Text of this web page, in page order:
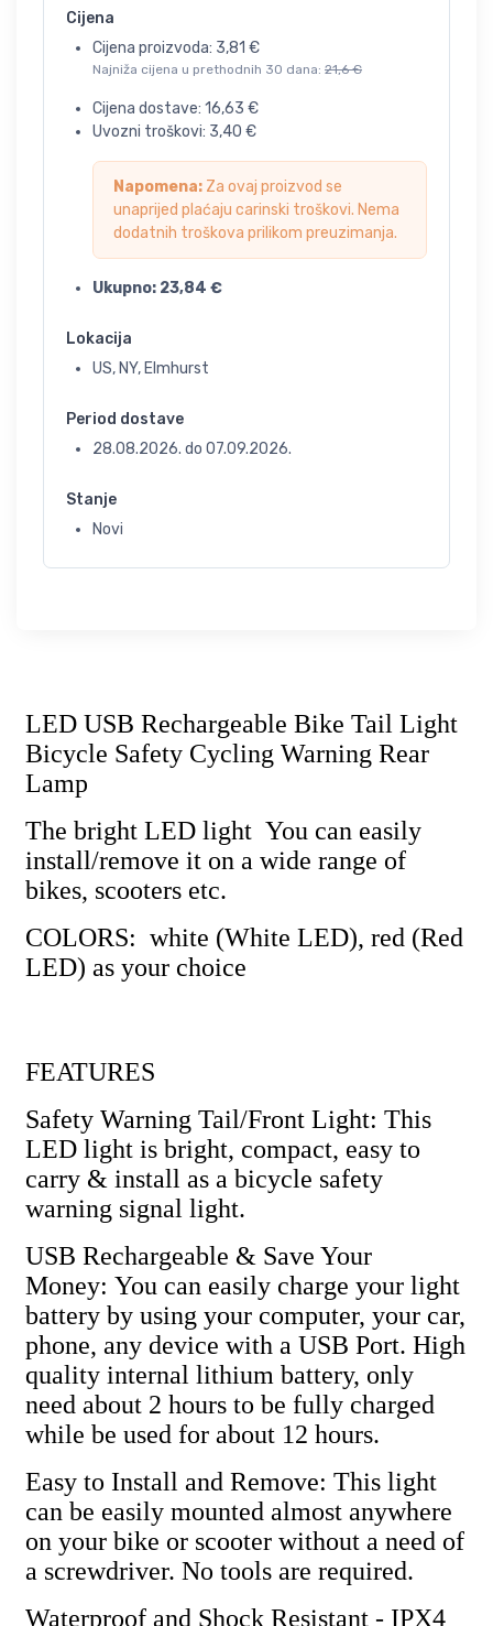
Cijena
Cijena proizvoda: 3,81 €
Najniža cijena u prethodnih 30 dana: 21,6 €
Cijena dostave: 16,63 €
Uvozni troškovi: 3,40 €
Napomena: Za ovaj proizvod se
unaprijed plaćaju carinski troškovi. Nema
dodatnih troškova prilikom preuzimanja.
Ukupno: 23,84 €
Lokacija
US, NY, Elmhurst
Period dostave
28.08.2026. do 07.09.2026.
Stanje
Novi